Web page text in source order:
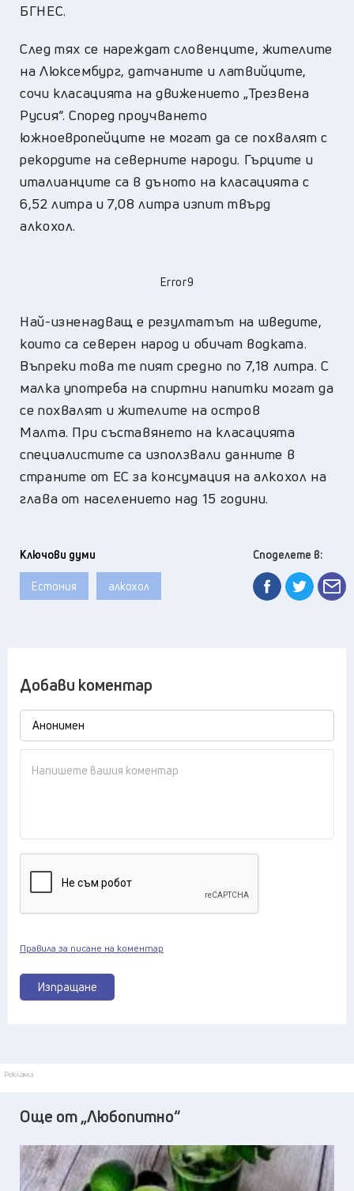
БГНЕС.
След тях се нареждат словенците, жителите
на Люксембург, датчаните и латвийците,
сочи класацията на движението „Трезвена
Русия“. Според проучването
южноевропейците не могат да се похвалят с
рекордите на северните народи. Гърците и
италианците са в дъното на класацията с
6,52 литра и 7,08 литра изпит твърд
алкохол.
Error9
Най-изненадващ е резултатът на шведите,
които са северен народ и обичат водката.
Въпреки това те пият средно по 7,18 литра. С
малка употреба на спиртни напитки могат да
се похвалят и жителите на остров
Малта. При съставянето на класацията
специалистите са използвали данните в
страните от ЕС за консумация на алкохол на
глава от населението над 15 години.
Ключови думи
Естония алкохол
Споделете в:
Добави коментар
Изпращане
Правила за писане на коментар
Реклама
Още от „Любопитно“